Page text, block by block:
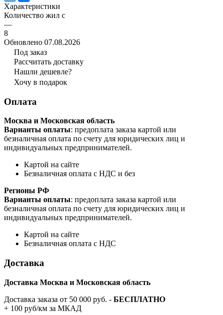
Характеристики
Количество жил с
—
8
Обновлено 07.08.2026
Под заказ
Рассчитать доставку
Нашли дешевле?
Хочу в подарок
Оплата
Москва и Московская область
Варианты оплаты: предоплата заказа картой или
безналичная оплата по счету для юридических лиц и
индивидуальных предпринимателей.
Картой на сайте
Безналичная оплата с НДС и без
Регионы РФ
Варианты оплаты: предоплата заказа картой или
безналичная оплата по счету для юридических лиц и
индивидуальных предпринимателей.
Картой на сайте
Безналичная оплата с НДС
Доставка
Доставка Москва и Московская область
Доставка заказа от 50 000 руб. - БЕСПЛАТНО
+ 100 руб/км за МКАД